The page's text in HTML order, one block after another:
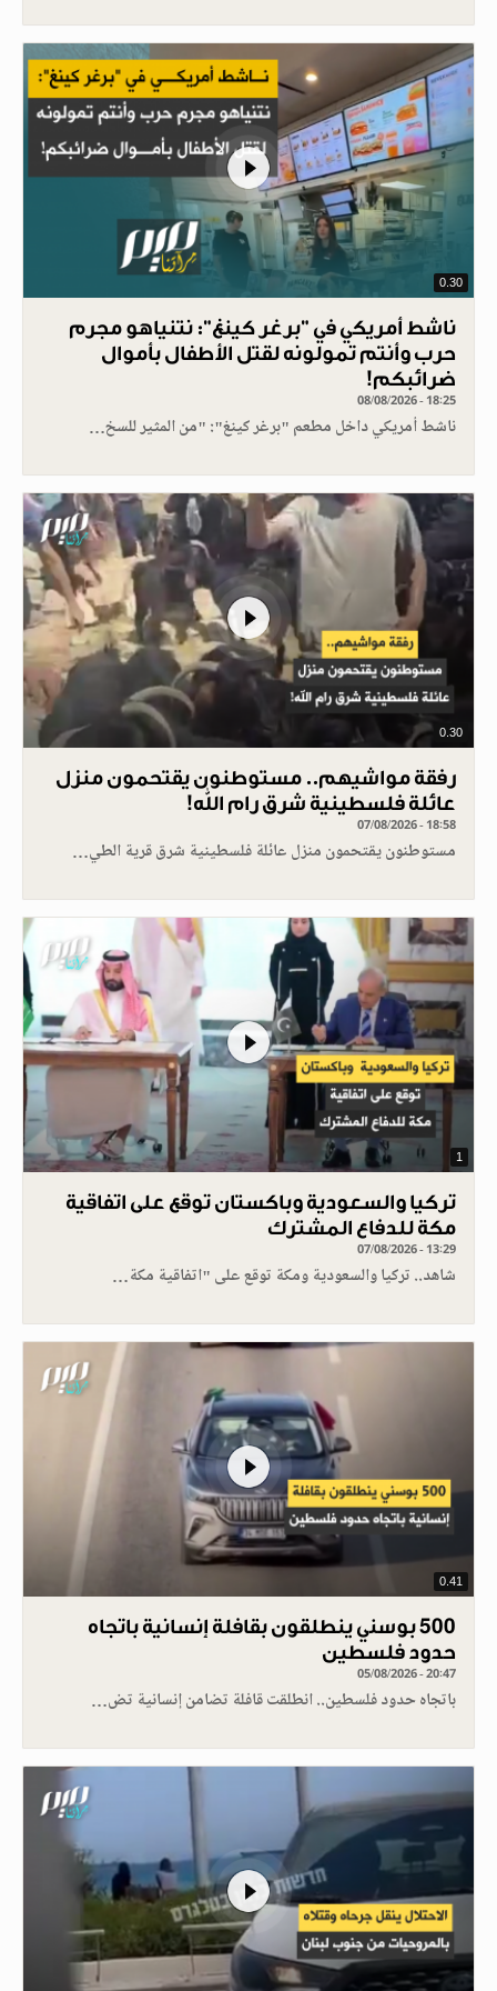
0.30
ناشط أمريكي في "برغر كينغ": نتنياهو مجرم
حرب وأنتم تمولونه لقتل الأطفال بأموال
ضرائبكم!
08/08/2026 - 18:25
ناشط أمريكي داخل مطعم "برغر كينغ": "من المثير للسخ…
0.30
رفقة مواشيهم.. مستوطنون يقتحمون منزل
عائلة فلسطينية شرق رام الله!
07/08/2026 - 18:58
مستوطنون يقتحمون منزل عائلة فلسطينية شرق قرية الطي…
1
تركيا والسعودية وباكستان توقع على اتفاقية
مكة للدفاع المشترك
07/08/2026 - 13:29
شاهد.. تركيا والسعودية ومكة توقع على "اتفاقية مكة…
0.41
500 بوسني ينطلقون بقافلة إنسانية باتجاه
حدود فلسطين
05/08/2026 - 20:47
باتجاه حدود فلسطين.. انطلقت قافلة تضامن إنسانية تض…